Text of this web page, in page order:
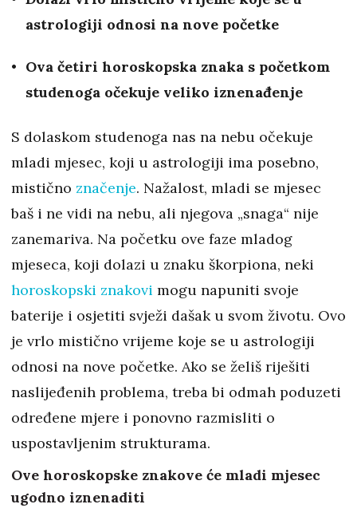
astrologiji odnosi na nove početke
Ova četiri horoskopska znaka s početkom
studenoga očekuje veliko iznenađenje
S dolaskom studenoga nas na nebu očekuje
mladi mjesec, koji u astrologiji ima posebno,
mistično značenje. Nažalost, mladi se mjesec
baš i ne vidi na nebu, ali njegova „snaga“ nije
zanemariva. Na početku ove faze mladog
mjeseca, koji dolazi u znaku škorpiona, neki
horoskopski znakovi mogu napuniti svoje
baterije i osjetiti svježi dašak u svom životu. Ovo
je vrlo mistično vrijeme koje se u astrologiji
odnosi na nove početke. Ako se želiš riješiti
naslijeđenih problema, treba bi odmah poduzeti
određene mjere i ponovno razmisliti o
uspostavljenim strukturama.
Ove horoskopske znakove će mladi mjesec
ugodno iznenaditi